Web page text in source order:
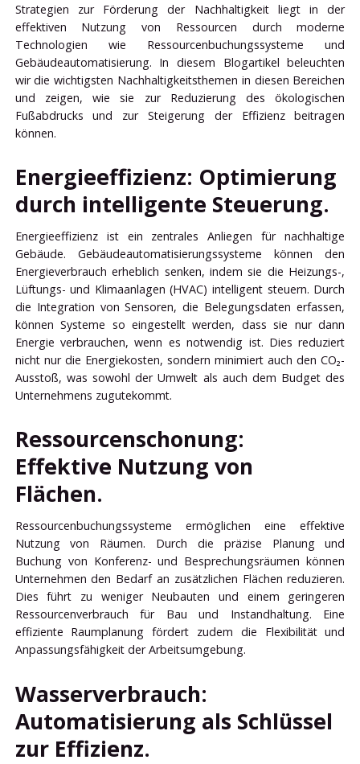
Strategien zur Förderung der Nachhaltigkeit liegt in der
effektiven Nutzung von Ressourcen durch moderne
Technologien wie Ressourcenbuchungssysteme und
Gebäudeautomatisierung. In diesem Blogartikel beleuchten
wir die wichtigsten Nachhaltigkeitsthemen in diesen Bereichen
und zeigen, wie sie zur Reduzierung des ökologischen
Fußabdrucks und zur Steigerung der Effizienz beitragen
können.
Energieeffizienz: Optimierung
durch intelligente Steuerung.
Energieeffizienz ist ein zentrales Anliegen für nachhaltige
Gebäude. Gebäudeautomatisierungssysteme können den
Energieverbrauch erheblich senken, indem sie die Heizungs-,
Lüftungs- und Klimaanlagen (HVAC) intelligent steuern. Durch
die Integration von Sensoren, die Belegungsdaten erfassen,
können Systeme so eingestellt werden, dass sie nur dann
Energie verbrauchen, wenn es notwendig ist. Dies reduziert
nicht nur die Energiekosten, sondern minimiert auch den CO₂-
Ausstoß, was sowohl der Umwelt als auch dem Budget des
Unternehmens zugutekommt.
Ressourcenschonung:
Effektive Nutzung von
Flächen.
Ressourcenbuchungssysteme ermöglichen eine effektive
Nutzung von Räumen. Durch die präzise Planung und
Buchung von Konferenz- und Besprechungsräumen können
Unternehmen den Bedarf an zusätzlichen Flächen reduzieren.
Dies führt zu weniger Neubauten und einem geringeren
Ressourcenverbrauch für Bau und Instandhaltung. Eine
effiziente Raumplanung fördert zudem die Flexibilität und
Anpassungsfähigkeit der Arbeitsumgebung.
Wasserverbrauch:
Automatisierung als Schlüssel
zur Effizienz.